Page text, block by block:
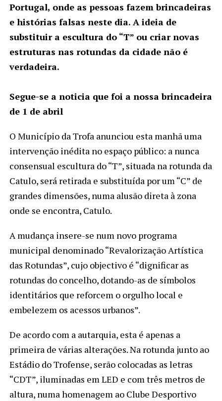
Portugal, onde as pessoas fazem brincadeiras
e histórias falsas neste dia. A ideia de
substituir a escultura do “T” ou criar novas
estruturas nas rotundas da cidade não é
verdadeira.
Segue-se a noticia que foi a nossa brincadeira
de 1 de abril
O Município da Trofa anunciou esta manhã uma
intervenção inédita no espaço público: a nunca
consensual escultura do “T”, situada na rotunda da
Catulo, será retirada e substituída por um “C” de
grandes dimensões, numa alusão direta à zona
onde se encontra, Catulo.
A mudança insere-se num novo programa
municipal denominado “Revalorização Artística
das Rotundas”, cujo objectivo é “dignificar as
rotundas do concelho, dotando-as de símbolos
identitários que reforcem o orgulho local e
embelezem os acessos urbanos”.
De acordo com a autarquia, esta é apenas a
primeira de várias alterações. Na rotunda junto ao
Estádio do Trofense, serão colocadas as letras
“CDT”, iluminadas em LED e com três metros de
altura, numa homenagem ao Clube Desportivo